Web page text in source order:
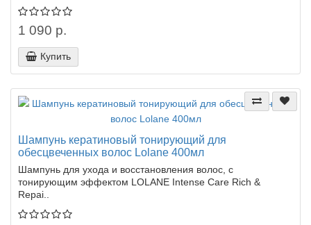
1 090 р.
Купить
Шампунь кератиновый тонирующий для
обесцвеченных волос Lolane 400мл
Шампунь для ухода и восстановления волос, с
тонирующим эффектом LOLANE Intense Care Rich &
Repai..